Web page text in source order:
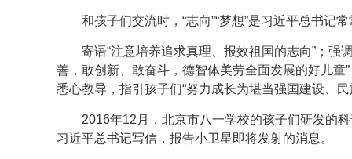
和孩子们交流时，“志向”“梦想”是习近平总书记常
寄语“注意培养追求真理、报效祖国的志向”；
善，敢创新、敢奋斗，德智体美劳全面发展的好儿
悉心教导，指引孩子们“努力成长为堪当强国建设、民
2016年12月，北京市八一学校的孩子们研发的
习近平总书记写信，报告小卫星即将发射的消息。